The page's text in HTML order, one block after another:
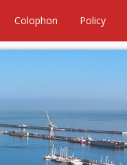
Colophon Policy